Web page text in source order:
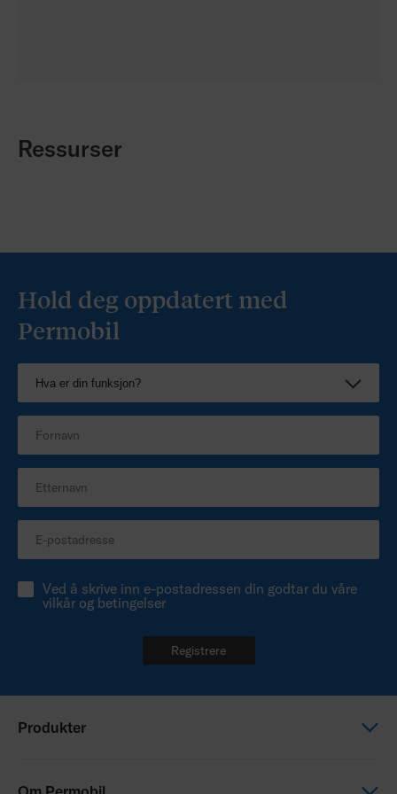
Ressurser
Hold deg oppdatert med
Permobil
Ved å skrive inn e-postadressen din godtar du våre
vilkår og betingelser
Registrere
Produkter